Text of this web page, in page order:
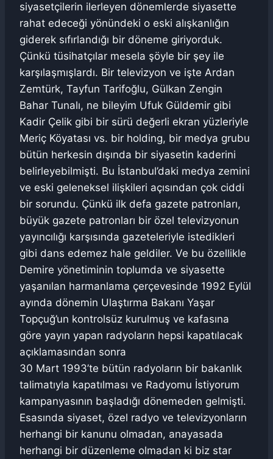
siyasetçilerin ilerleyen dönemlerde siyasette
rahat edeceği yönündeki o eski alışkanlığın
giderek sıfırlandığı bir döneme giriyorduk.
Çünkü tüsihatçılar mesela şöyle bir şey ile
karşılaşmışlardı. Bir televizyon ve işte Ardan
Zemtürk, Tayfun Tarifoğlu, Gülkan Zengin
Bahar Tunalı, ne bileyim Ufuk Güldemir gibi
Kadir Çelik gibi bir sürü değerli ekran yüzleriyle
Meriç Köyatası vs. bir holding, bir medya grubu
bütün herkesin dışında bir siyasetin kaderini
belirleyebilmişti. Bu İstanbul’daki medya zemini
ve eski geleneksel ilişkileri açısından çok ciddi
bir sorundu. Çünkü ilk defa gazete patronları,
büyük gazete patronları bir özel televizyonun
yayıncılığı karşısında gazeteleriyle istedikleri
gibi dans edemez hale geldiler. Ve bu özellikle
Demire yönetiminin toplumda ve siyasette
yaşanılan harmanlama çerçevesinde 1992 Eylül
ayında dönemin Ulaştırma Bakanı Yaşar
Topçuğ’un kontrolsüz kurulmuş ve kafasına
göre yayın yapan radyoların hepsi kapatılacak
açıklamasından sonra
30 Mart 1993’te bütün radyoların bir bakanlık
talimatıyla kapatılması ve Radyomu İstiyorum
kampanyasının başladığı dönemeden gelmişti.
Esasında siyaset, özel radyo ve televizyonların
herhangi bir kanunu olmadan, anayasada
herhangi bir düzenleme olmadan ki biz star